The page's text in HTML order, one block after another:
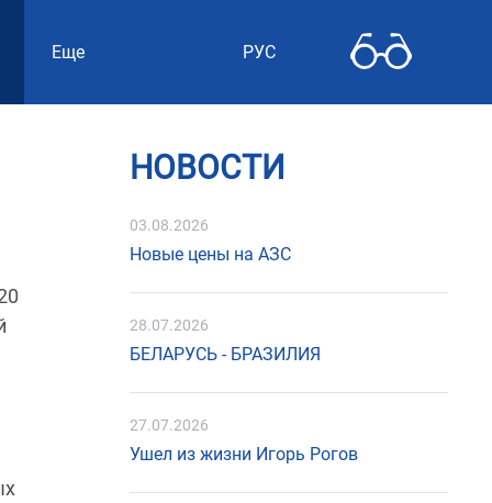
Еще РУС
НОВОСТИ
03.08.2026
Новые цены на АЗС
28.07.2026
БЕЛАРУСЬ - БРАЗИЛИЯ
27.07.2026
Ушел из жизни Игорь Рогов